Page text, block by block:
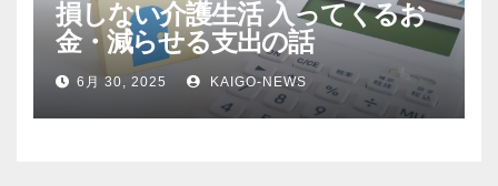
損しない介護生活 入ってくるお
金・減らせる支出の話
6月 30, 2025 KAIGO-NEWS